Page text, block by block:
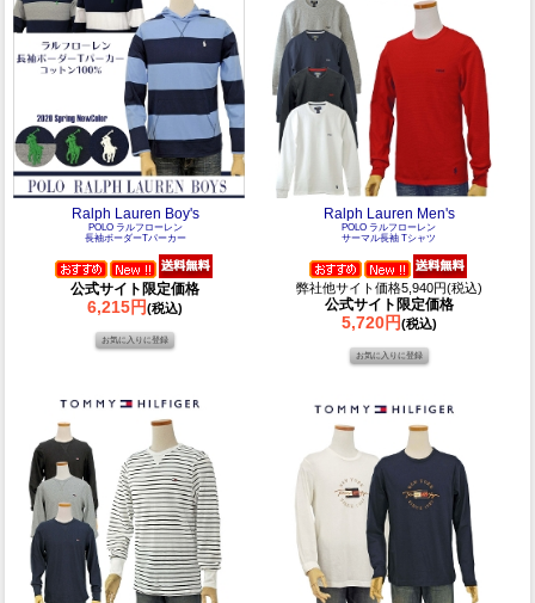
Ralph Lauren Boy's
POLO ラルフローレン
長袖ボーダーTパーカー
公式サイト限定価格
6,215円(税込)
Ralph Lauren Men's
POLO ラルフローレン
サーマル長袖 Tシャツ
弊社他サイト価格5,940円(税込)
公式サイト限定価格
5,720円(税込)